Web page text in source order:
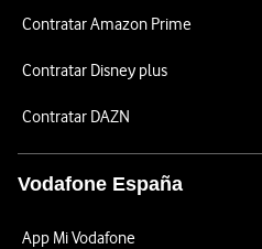
Contratar Amazon Prime
Contratar Disney plus
Contratar DAZN
Vodafone España
App Mi Vodafone